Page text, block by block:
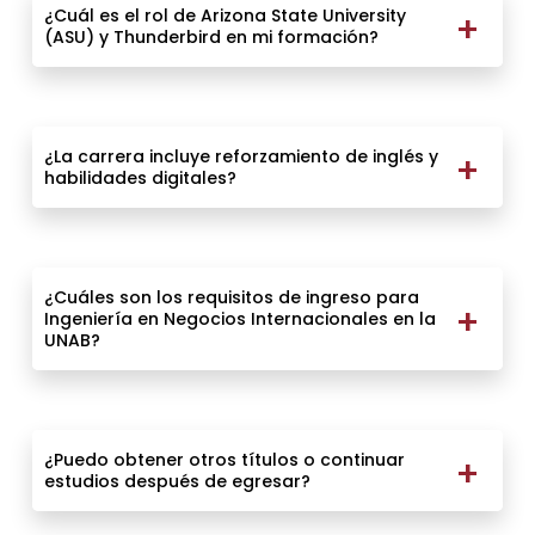
¿Cuál es el rol de Arizona State University
(ASU) y Thunderbird en mi formación?
¿La carrera incluye reforzamiento de inglés y
habilidades digitales?
¿Cuáles son los requisitos de ingreso para
Ingeniería en Negocios Internacionales en la
UNAB?
¿Puedo obtener otros títulos o continuar
estudios después de egresar?